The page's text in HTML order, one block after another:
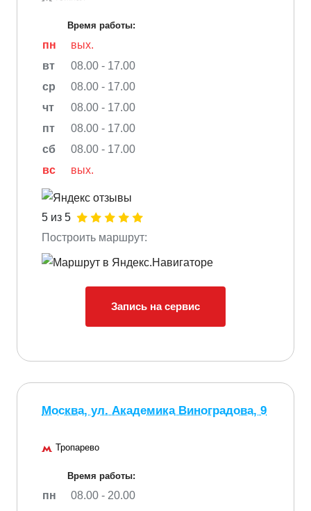
Время работы:
пн
вых.
вт
08.00 - 17.00
ср
08.00 - 17.00
чт
08.00 - 17.00
пт
08.00 - 17.00
сб
08.00 - 17.00
вс
вых.
5 из 5
Построить маршрут:
Запись на сервис
Москва, ул. Академика Виноградова, 9
Тропарево
Время работы:
пн
08.00 - 20.00